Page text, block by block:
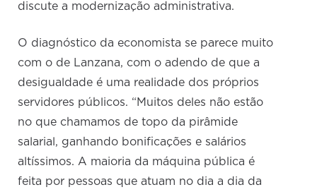
discute a modernização administrativa.
O diagnóstico da economista se parece muito
com o de Lanzana, com o adendo de que a
desigualdade é uma realidade dos próprios
servidores públicos. “Muitos deles não estão
no que chamamos de topo da pirâmide
salarial, ganhando bonificações e salários
altíssimos. A maioria da máquina pública é
feita por pessoas que atuam no dia a dia da